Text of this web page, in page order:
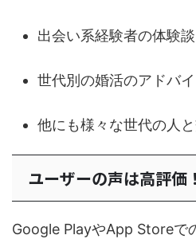
出会い系経験者の体験
世代別の婚活のアドバ
他にも様々な世代の人
ユーザーの声は高評価！
Google PlayやApp Storeで